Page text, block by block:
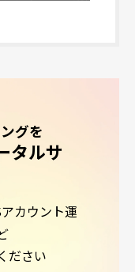
グを
タルサ
カウント運
ださい